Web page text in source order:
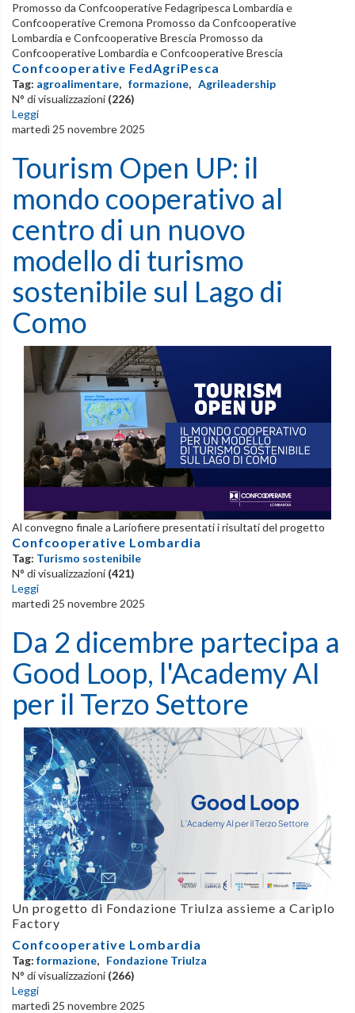
Promosso da Confcooperative Fedagripesca Lombardia e
Confcooperative Cremona Promosso da Confcooperative
Lombardia e Confcooperative Brescia Promosso da
Confcooperative Lombardia e Confcooperative Brescia
Confcooperative FedAgriPesca
Tag: agroalimentare, formazione, Agrileadership
N° di visualizzazioni (226)
Leggi
martedì 25 novembre 2025
Tourism Open UP: il
mondo cooperativo al
centro di un nuovo
modello di turismo
sostenibile sul Lago di
Como
Al convegno finale a Lariofiere presentati i risultati del progetto
Confcooperative Lombardia
Tag: Turismo sostenibile
N° di visualizzazioni (421)
Leggi
martedì 25 novembre 2025
Da 2 dicembre partecipa a
Good Loop, l'Academy AI
per il Terzo Settore
Un progetto di Fondazione Triulza assieme a Cariplo
Factory
Confcooperative Lombardia
Tag: formazione, Fondazione Triulza
N° di visualizzazioni (266)
Leggi
martedì 25 novembre 2025